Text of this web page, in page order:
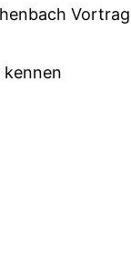
kennen